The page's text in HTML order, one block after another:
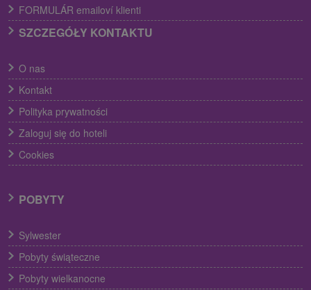
FORMULÁR emailoví klienti
SZCZEGÓŁY KONTAKTU
O nas
Kontakt
Polityka prywatności
Zaloguj się do hoteli
Cookies
POBYTY
Sylwester
Pobyty świąteczne
Pobyty wielkanocne